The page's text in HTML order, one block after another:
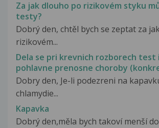
Za jak dlouho po rizikovém styku
testy?
Dobrý den, chtěl bych se zeptat za
rizikovém...
Dela se pri krevnich rozborech test
pohlavne prenosne choroby
Dobry den, Je-li podezreni na
chlamydie...
Kapavka
Dobrý den,měla bych takoví menší